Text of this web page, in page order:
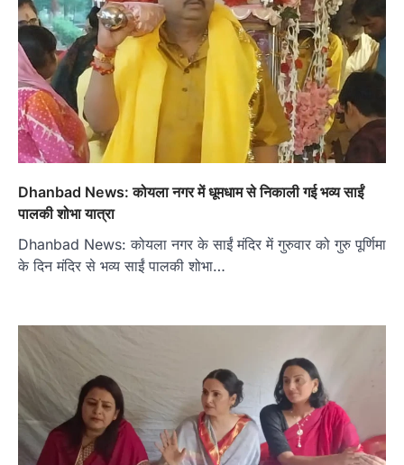
Dhanbad News: कोयला नगर में धूमधाम से निकाली गई भव्य साईं
पालकी शोभा यात्रा
Dhanbad News: कोयला नगर के साईं मंदिर में गुरुवार को गुरु पूर्णिमा
के दिन मंदिर से भव्य साईं पालकी शोभा…